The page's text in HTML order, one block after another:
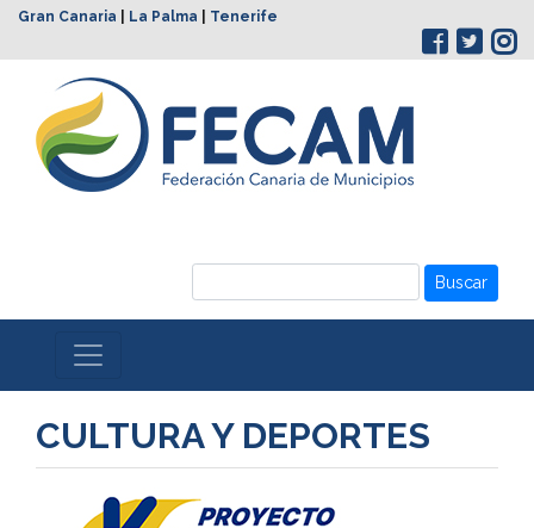
Gran Canaria La Palma Tenerife
Buscar
CULTURA Y DEPORTES